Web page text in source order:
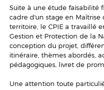
Suite à une étude faisabilité
cadre d'un stage en
territoire, le CPIE a travaillé
Gestion et Protection de la
conception du projet,
itinéraire, thèmes abordés,
pédagogiques, livret de
Une attention toute